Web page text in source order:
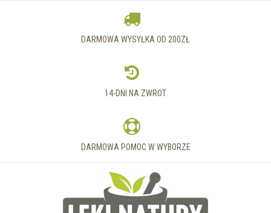
DARMOWA WYSYŁKA OD 200ZŁ
14-DNI NA ZWROT
DARMOWA POMOC W WYBORZE